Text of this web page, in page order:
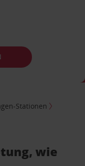
Stationen
wie